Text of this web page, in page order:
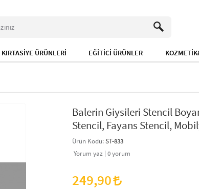
KIRTASİYE ÜRÜNLERİ EĞİTİCİ ÜRÜNLER
Balerin Giysileri Stencil
Stencil, Fayans Stencil,
Ürün Kodu:ST-833
Yorum yaz | 0yorum
249,90